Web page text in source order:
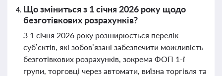
Що зміниться з 1 січня 2026 року щодо
безготівкових розрахунків?
З 1 січня 2026 року розширюється перелік
суб’єктів, які зобов’язані забезпечити можливість
безготівкових розрахунків, зокрема ФОП 1-ї
групи, торговці через автомати, виїзна торгівля та